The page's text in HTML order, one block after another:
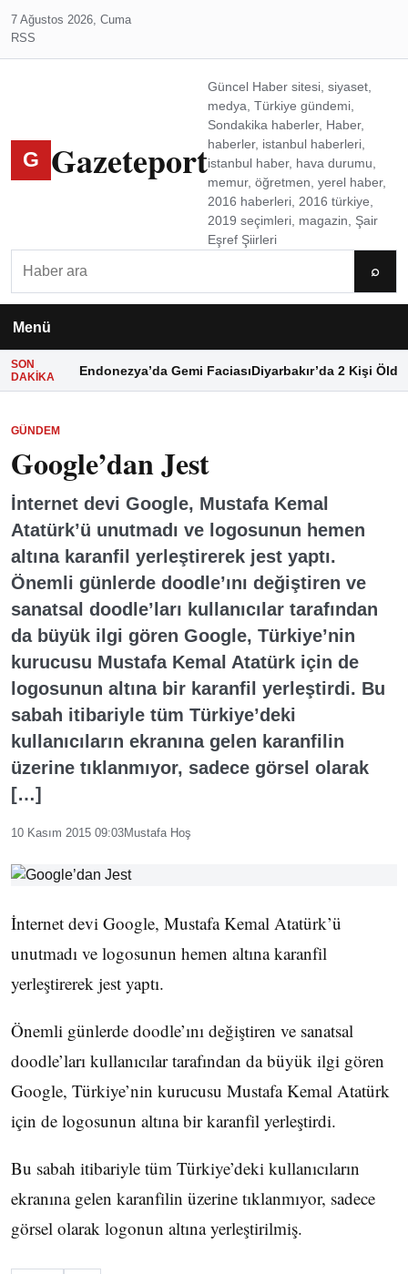
7 Ağustos 2026, Cuma
RSS
G Gazeteport
Güncel Haber sitesi, siyaset,
medya, Türkiye gündemi,
Sondakika haberler, Haber,
haberler, istanbul haberleri,
istanbul haber, hava durumu,
memur, öğretmen, yerel haber,
2016 haberleri, 2016 türkiye,
2019 seçimleri, magazin, Şair
Eşref Şiirleri
⌕
Menü
SON
DAKIKA
Endonezya’da Gemi FaciasıDiyarbakır’da 2 Kişi Öldü
GÜNDEM
Google’dan Jest
İnternet devi Google, Mustafa Kemal
Atatürk’ü unutmadı ve logosunun hemen
altına karanfil yerleştirerek jest yaptı.
Önemli günlerde doodle’ını değiştiren ve
sanatsal doodle’ları kullanıcılar tarafından
da büyük ilgi gören Google, Türkiye’nin
kurucusu Mustafa Kemal Atatürk için de
logosunun altına bir karanfil yerleştirdi. Bu
sabah itibariyle tüm Türkiye’deki
kullanıcıların ekranına gelen karanfilin
üzerine tıklanmıyor, sadece görsel olarak
[…]
10 Kasım 2015 09:03Mustafa Hoş
İnternet devi Google, Mustafa Kemal Atatürk’ü
unutmadı ve logosunun hemen altına karanfil
yerleştirerek jest yaptı.
Önemli günlerde doodle’ını değiştiren ve sanatsal
doodle’ları kullanıcılar tarafından da büyük ilgi gören
Google, Türkiye’nin kurucusu Mustafa Kemal Atatürk
için de logosunun altına bir karanfil yerleştirdi.
Bu sabah itibariyle tüm Türkiye’deki kullanıcıların
ekranına gelen karanfilin üzerine tıklanmıyor, sadece
görsel olarak logonun altına yerleştirilmiş.